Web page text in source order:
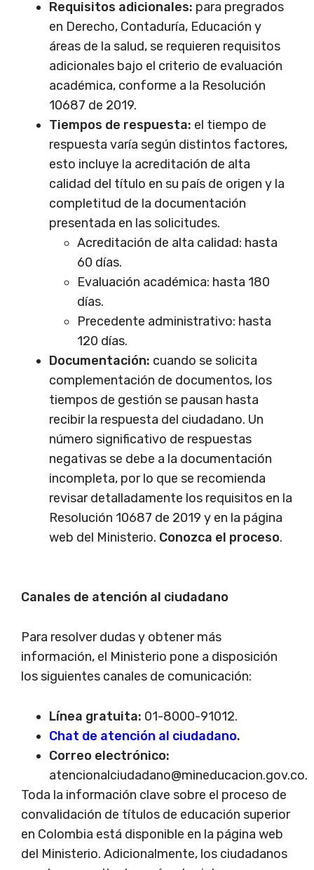
Requisitos adicionales: para pregrados
en Derecho, Contaduría, Educación y
áreas de la salud, se requieren requisitos
adicionales bajo el criterio de evaluación
académica, conforme a la Resolución
10687 de 2019.
Tiempos de respuesta: el tiempo de
respuesta varía según distintos factores,
esto incluye la acreditación de alta
calidad del título en su país de origen y la
completitud de la documentación
presentada en las solicitudes.
Acreditación de alta calidad: hasta
60 días.
Evaluación académica: hasta 180
días.
Precedente administrativo: hasta
120 días.
Documentación: cuando se solicita
complementación de documentos, los
tiempos de gestión se pausan hasta
recibir la respuesta del ciudadano. Un
número significativo de respuestas
negativas se debe a la documentación
incompleta, por lo que se recomienda
revisar detalladamente los requisitos en la
Resolución 10687 de 2019 y en la página
web del Ministerio. Conozca el proceso.
Canales de atención al ciudadano
Para resolver dudas y obtener más
información, el Ministerio pone a disposición
los siguientes canales de comunicación:
Línea gratuita: 01-8000-91012.
Chat de atención al ciudadano.
Correo electrónico:
atencionalciudadano@mineducacion.gov.co.
Toda la información clave sobre el proceso de
convalidación de títulos de educación superior
en Colombia está disponible en la página web
del Ministerio. Adicionalmente, los ciudadanos